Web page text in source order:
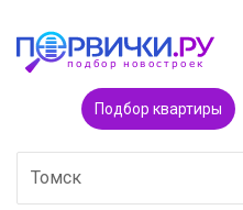
Подбор квартиры
Томск